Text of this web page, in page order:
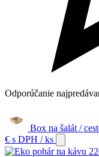
Odporúčanie
Box na šalát /
€ s DPH / ks